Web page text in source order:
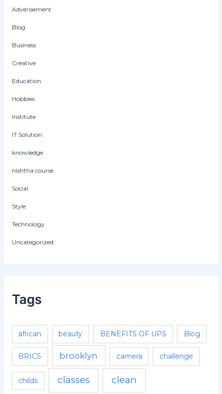
Adverisement
Blog
Business
Creative
Education
Hobbies
Institute
IT Solution
knowledge
nishtha course
Social
Style
Technology
Uncategorized
Tags
african beauty BENEFITS OF UPS Blog
BRICS brooklyn camera challenge
childs classes clean